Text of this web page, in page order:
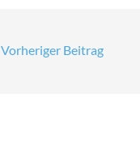
Vorheriger Beitrag